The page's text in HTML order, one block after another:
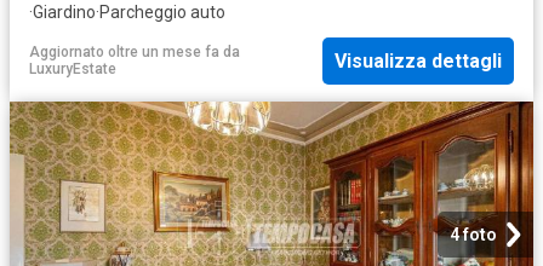
·Giardino·Parcheggio auto
Aggiornato oltre un mese fa da
LuxuryEstate
Visualizza dettagli
4 foto